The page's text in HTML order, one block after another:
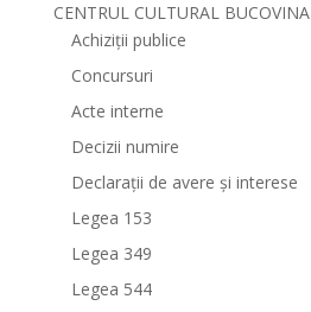
CENTRUL CULTURAL BUCOVINA
Achiziții publice
Concursuri
Acte interne
Decizii numire
Declarații de avere și interese
Legea 153
Legea 349
Legea 544